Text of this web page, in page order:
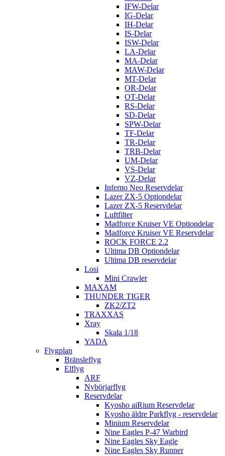
IFW-Delar
IG-Delar
IH-Delar
IS-Delar
ISW-Delar
LA-Delar
MA-Delar
MAW-Delar
MT-Delar
OR-Delar
OT-Delar
RS-Delar
SD-Delar
SPW-Delar
TF-Delar
TR-Delar
TRB-Delar
UM-Delar
VS-Delar
VZ-Delar
Inferno Neo Reservdelar
Lazer ZX-5 Optiondelar
Lazer ZX-5 Reservdelar
Luftfilter
Madforce Kruiser VE Optiondelar
Madforce Kruiser VE Reservdelar
ROCK FORCE 2.2
Ultima DB Optiondelar
Ultima DB reservdelar
Losi
Mini Crawler
MAXAM
THUNDER TIGER
ZK2/ZT2
TRAXXAS
Xray
Skala 1/18
YADA
Flygplan
Bränsleflyg
Elflyg
ARF
Nybörjarflyg
Reservdelar
Kyosho aiRium Reservdelar
Kyosho äldre Parkflyg - reservdelar
Minium Reservdelar
Nine Eagles P-47 Warbird
Nine Eagles Sky Eagle
Nine Eagles Sky Runner